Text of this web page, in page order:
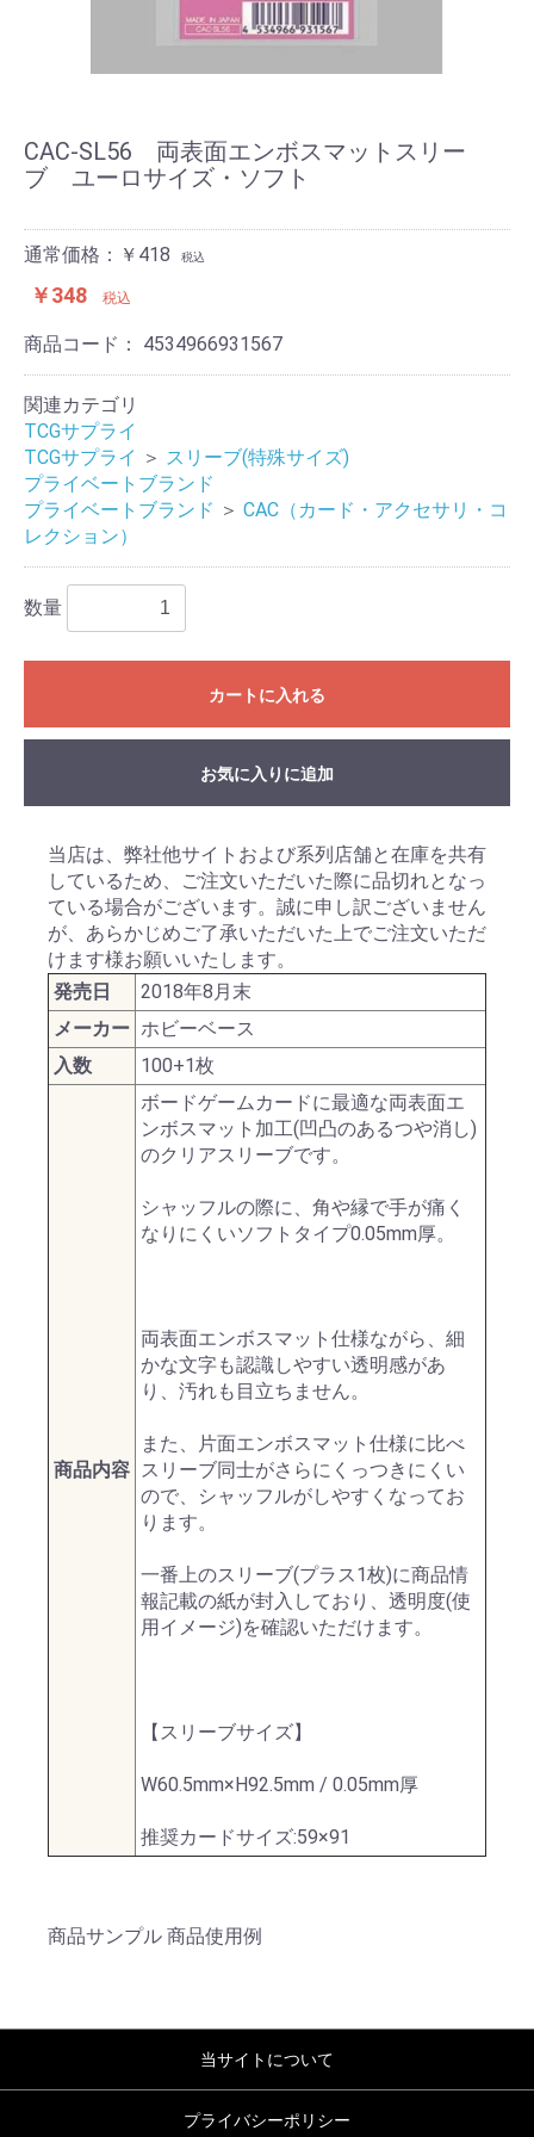
CAC-SL56 両表面エンボスマットスリー
ブ ユーロサイズ・ソフト
通常価格：￥418 税込
￥348 税込
商品コード： 4534966931567
関連カテゴリ
TCGサプライ
TCGサプライ ＞ スリーブ(特殊サイズ)
プライベートブランド
プライベートブランド ＞ CAC（カード・アクセサリ・コ
レクション）
数量
カートに入れる
お気に入りに追加
当店は、弊社他サイトおよび系列店舗と在庫を共有
しているため、ご注文いただいた際に品切れとなっ
ている場合がございます。誠に申し訳ございません
が、あらかじめご了承いただいた上でご注文いただ
けます様お願いいたします。
発売日
2018年8月末
メーカー ホビーベース
入数
100+1枚
商品内容
ボードゲームカードに最適な両表面エ
ンボスマット加工(凹凸のあるつや消し)
のクリアスリーブです。
シャッフルの際に、角や縁で手が痛く
なりにくいソフトタイプ0.05mm厚。
両表面エンボスマット仕様ながら、細
かな文字も認識しやすい透明感があ
り、汚れも目立ちません。
また、片面エンボスマット仕様に比べ
スリーブ同士がさらにくっつきにくい
ので、シャッフルがしやすくなってお
ります。
一番上のスリーブ(プラス1枚)に商品情
報記載の紙が封入しており、透明度(使
用イメージ)を確認いただけます。
【スリーブサイズ】
W60.5mm×H92.5mm / 0.05mm厚
推奨カードサイズ:59×91
商品サンプル 商品使用例
当サイトについて
プライバシーポリシー